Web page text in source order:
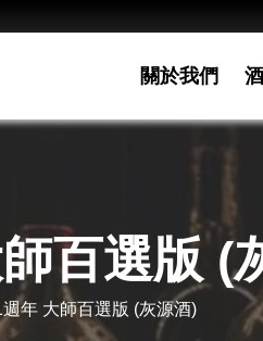
關於我們
百選版 (
年 大師百選版 (灰源酒)